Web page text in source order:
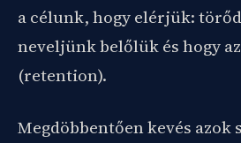
a célunk, hogy elérjük:
neveljünk belőlük és hogy
(retention).
Megdöbbentően kevés